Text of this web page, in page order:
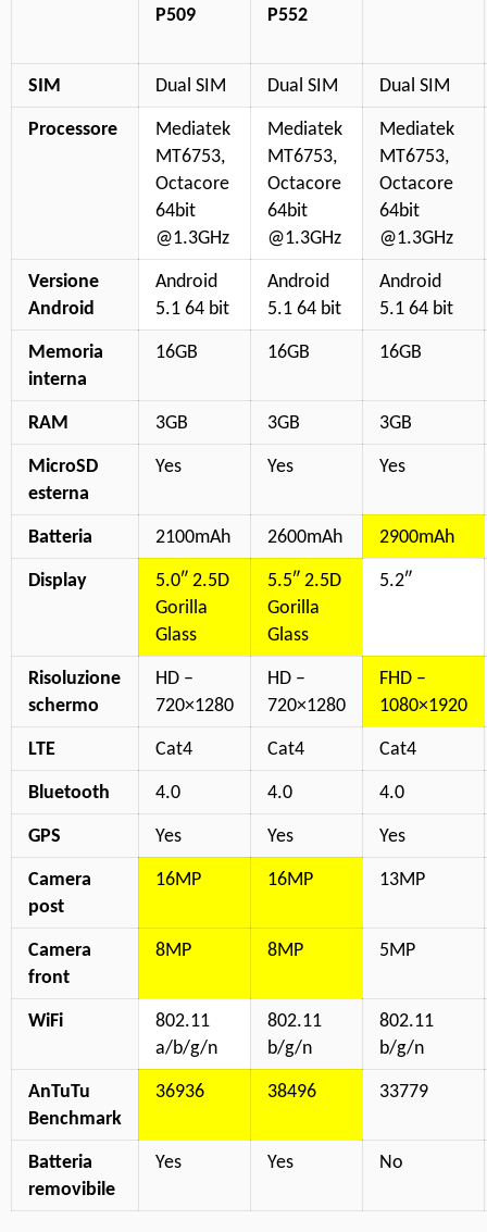
P509
P552
SIM Dual SIM Dual SIM Dual SIM
Processore
Mediatek
MT6753,
Octacore
64bit
@1.3GHz
Mediatek
MT6753,
Octacore
64bit
@1.3GHz
Mediatek
MT6753,
Octacore
64bit
@1.3GHz
Versione
Android
Android
5.1 64 bit
Android
5.1 64 bit
Android
5.1 64 bit
Memoria
interna
16GB 16GB 16GB
RAM 3GB 3GB 3GB
MicroSD
esterna
Yes Yes Yes
Batteria 2100mAh 2600mAh 2900mAh
Display
5.0″ 2.5D
Gorilla
Glass
5.5″ 2.5D
Gorilla
Glass
5.2″
Risoluzione
schermo
HD –
720×1280
HD –
720×1280
FHD –
1080×1920
LTE Cat4 Cat4 Cat4
Bluetooth 4.0 4.0 4.0
GPS Yes Yes Yes
Camera
post
16MP 16MP 13MP
Camera
front
8MP 8MP 5MP
WiFi
802.11
a/b/g/n
802.11
b/g/n
802.11
b/g/n
AnTuTu
Benchmark
36936 38496 33779
Batteria
removibile
Yes Yes No